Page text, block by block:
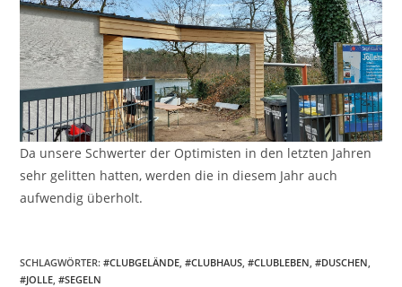
Da unsere Schwerter der Optimisten in den letzten Jahren
sehr gelitten hatten, werden die in diesem Jahr auch
aufwendig überholt.
SCHLAGWÖRTER:#CLUBGELÄNDE #CLUBHAUS #CLUBLEBEN #DUSCHEN
#JOLLE #SEGELN